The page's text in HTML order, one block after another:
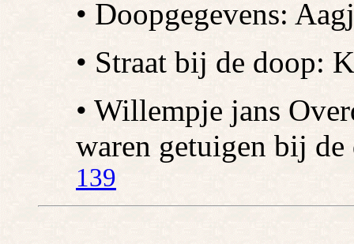
• Doopgegevens:
• Straat bij de doop:
• Willempje jans
waren getuigen bij de
139